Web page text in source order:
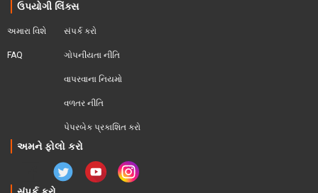
ઉપયોગી લિંક્સ
અમારા વિશે
FAQ
સંપર્ક કરો
ગોપનીયતા નીતિ
વાપરવાના નિયમો
વળતર નીતિ
પેપરબેક પ્રકાશિત કરો
અમને ફોલો કરો